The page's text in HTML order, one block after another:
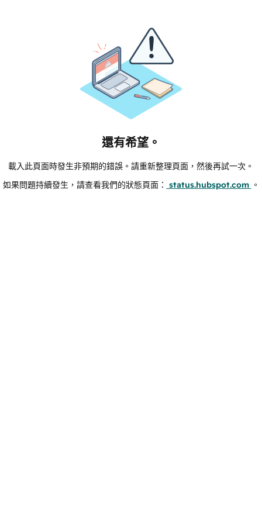
還有希望。
載入此頁面時發生非預期的錯誤。請重新整理頁面，然後再試一次。
如果問題持續發生，請查看我們的狀態頁面： status.hubspot.com 。